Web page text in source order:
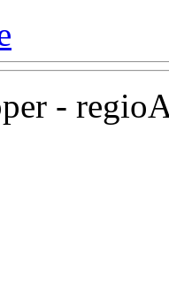
-